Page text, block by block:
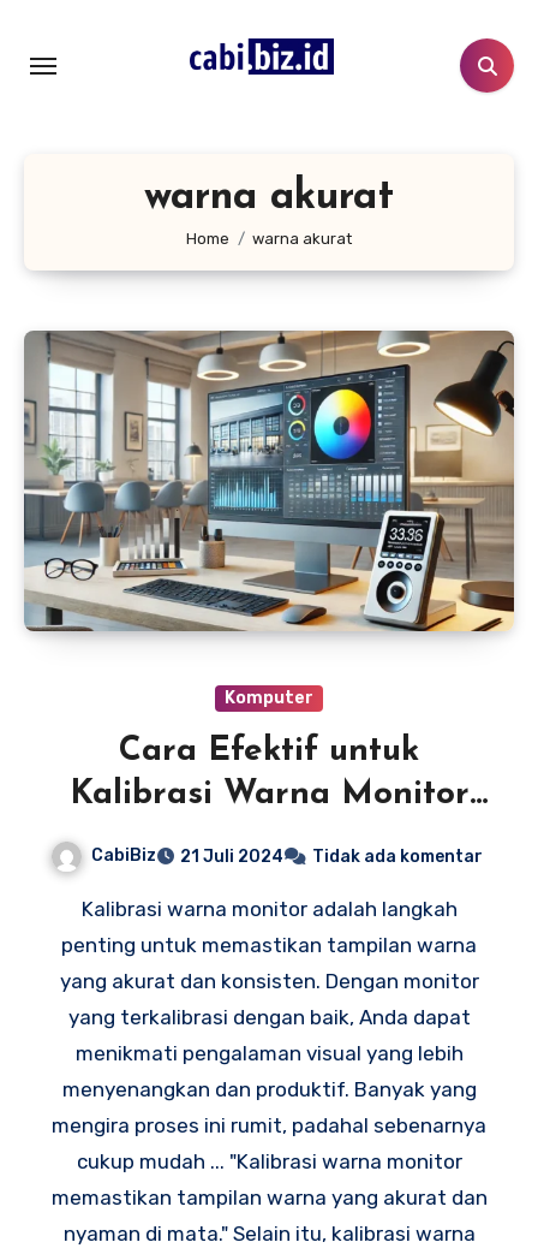
konten
warna akurat
Home warna akurat
Komputer
Cara Efektif untuk
Kalibrasi Warna Monitor
CabiBiz 21 Juli 2024 Tidak ada komentar
Kalibrasi warna monitor adalah langkah
penting untuk memastikan tampilan warna
yang akurat dan konsisten. Dengan monitor
yang terkalibrasi dengan baik, Anda dapat
menikmati pengalaman visual yang lebih
menyenangkan dan produktif. Banyak yang
mengira proses ini rumit, padahal sebenarnya
cukup mudah ... "Kalibrasi warna monitor
memastikan tampilan warna yang akurat dan
nyaman di mata." Selain itu, kalibrasi warna